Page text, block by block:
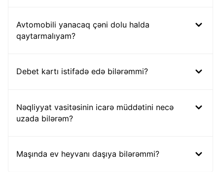
Avtomobili yanacaq çəni dolu halda
qaytarmalıyam?
Debet kartı istifadə edə bilərəmmi?
Nəqliyyat vasitəsinin icarə müddətini necə
uzada bilərəm?
Maşında ev heyvanı daşıya bilərəmmi?